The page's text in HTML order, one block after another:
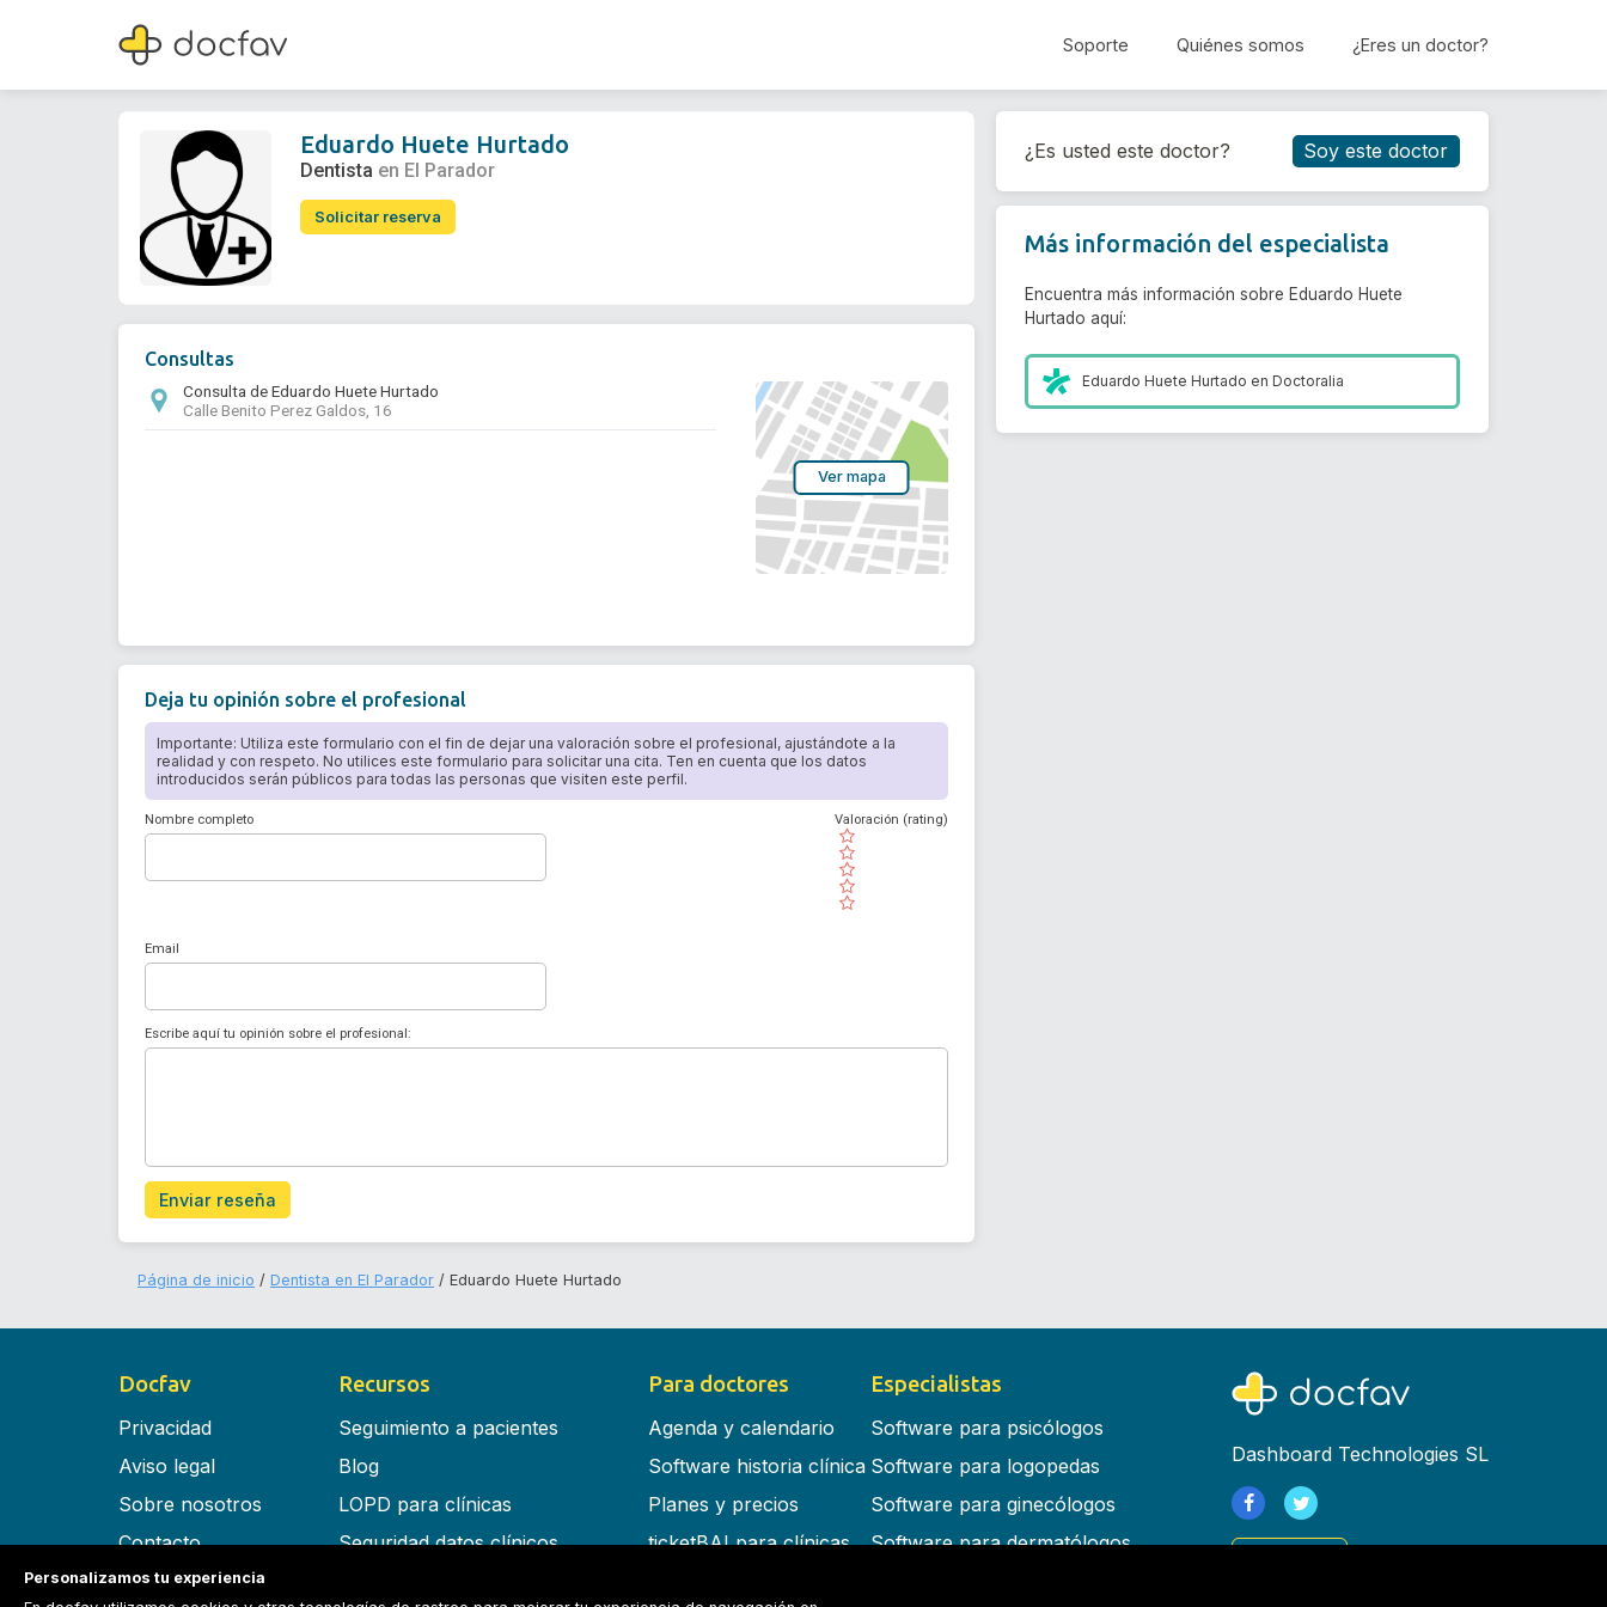
Soporte Quiénes somos ¿Eres un doctor?
Eduardo Huete Hurtado
Dentista
Reservar cita
Eduardo Huete Hurtado
Dentista en El Parador
Solicitar reserva
Consultas
Consulta de Eduardo Huete Hurtado
Calle Benito Perez Galdos, 16
Ver mapa
Deja tu opinión sobre el profesional
Importante: Utiliza este formulario con el fin de dejar una valoración sobre el profesional, ajustándote a la
realidad y con respeto. No utilices este formulario para solicitar una cita. Ten en cuenta que los datos
introducidos serán públicos para todas las personas que visiten este perfil.
Nombre completo
( )
( )
( )
( )
( )
Valoración (rating)
Email
Escribe aquí tu opinión sobre el profesional:
Enviar reseña
¿Es usted este doctor? Soy este doctor
Más información del especialista
Encuentra más información sobre Eduardo Huete
Hurtado aquí:
Eduardo Huete Hurtado enDoctoralia
Página de inicio Dentista en El Parador Eduardo Huete Hurtado
Docfav
Privacidad
Aviso legal
Sobre nosotros
Contacto
Términos y condiciones
Recursos
Seguimiento a pacientes
Blog
LOPD para clínicas
Seguridad datos clínicos
Para doctores
Agenda y calendario
Software historia clínica
Planes y precios
ticketBAI para clínicas
Especialistas
Software para psicólogos
Software para logopedas
Software para ginecólogos
Software para dermatólogos
Dashboard Technologies SL
Personalizamos tu experiencia